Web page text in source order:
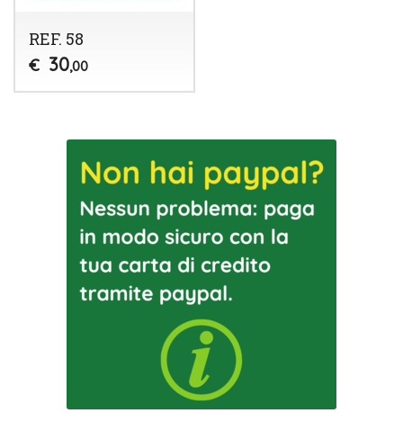
REF. 58
€ 30,00